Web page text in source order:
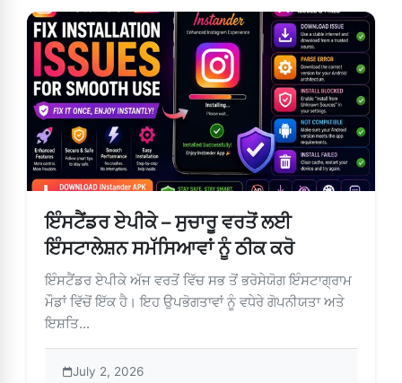
ਇੰਸਟੈਂਡਰ ਏਪੀਕੇ – ਸੁਚਾਰੂ ਵਰਤੋਂ ਲਈ
ਇੰਸਟਾਲੇਸ਼ਨ ਸਮੱਸਿਆਵਾਂ ਨੂੰ ਠੀਕ ਕਰੋ
ਇੰਸਟੈਂਡਰ ਏਪੀਕੇ ਅੱਜ ਵਰਤੋਂ ਵਿੱਚ ਸਭ ਤੋਂ ਭਰੋਸੇਯੋਗ ਇੰਸਟਾਗ੍ਰਾਮ
ਮੌਡਾਂ ਵਿੱਚੋਂ ਇੱਕ ਹੈ। ਇਹ ਉਪਭੋਗਤਾਵਾਂ ਨੂੰ ਵਧੇਰੇ ਗੋਪਨੀਯਤਾ ਅਤੇ
ਇਸ਼ਤਿ...
July 2, 2026